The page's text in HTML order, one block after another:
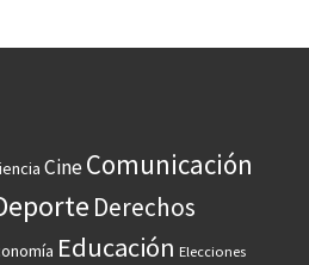
CineComunicación
Derechos
Educación Elecciones